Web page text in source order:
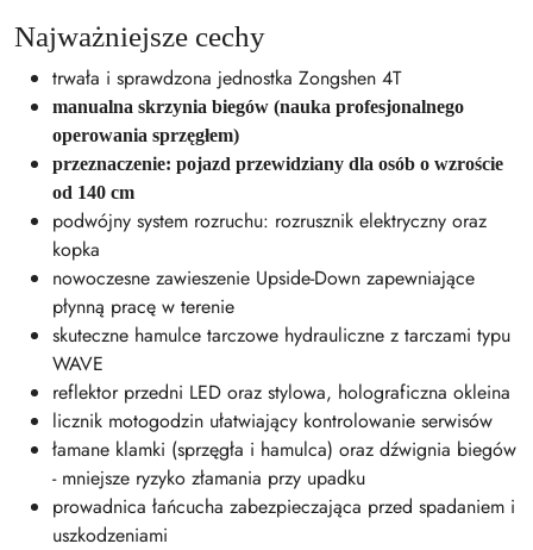
Najważniejsze cechy
trwała i sprawdzona jednostka Zongshen 4T
manualna skrzynia biegów (nauka profesjonalnego
operowania sprzęgłem)
przeznaczenie: pojazd przewidziany dla osób o wzroście
od 140 cm
podwójny system rozruchu: rozrusznik elektryczny oraz
kopka
nowoczesne zawieszenie Upside-Down zapewniające
płynną pracę w terenie
skuteczne hamulce tarczowe hydrauliczne z tarczami typu
WAVE
reflektor przedni LED oraz stylowa, holograficzna okleina
licznik motogodzin ułatwiający kontrolowanie serwisów
łamane klamki (sprzęgła i hamulca) oraz dźwignia biegów
- mniejsze ryzyko złamania przy upadku
prowadnica łańcucha zabezpieczająca przed spadaniem i
uszkodzeniami